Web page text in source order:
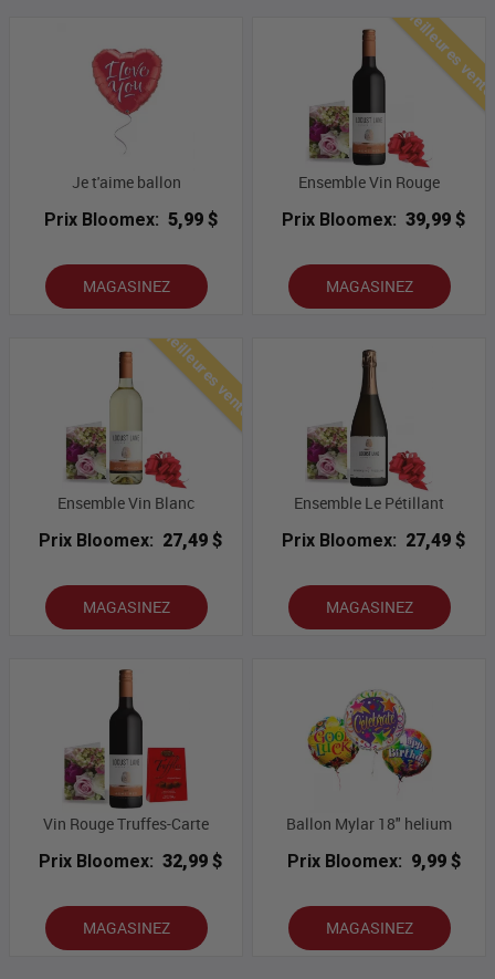
Je t'aime ballon
Prix Bloomex: 5,99 $
MAGASINEZ
Meilleures
Ensemble Vin Rouge
Prix Bloomex: 39,99 $
MAGASINEZ
Meilleures ventes
Ensemble Vin Blanc
Prix Bloomex: 27,49 $
MAGASINEZ
Ensemble Le Pétillant
Prix Bloomex: 27,49 $
MAGASINEZ
Vin Rouge Truffes-Carte
Prix Bloomex: 32,99 $
MAGASINEZ
Ballon Mylar 18" helium
Prix Bloomex: 9,99 $
MAGASINEZ